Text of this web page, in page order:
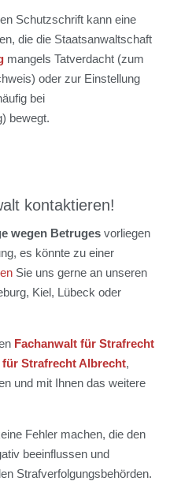
Schutzschrift kann eine
die die Staatsanwaltschaft
mangels Tatverdacht (zum
oder zur Einstellung
bei
bewegt.
kontaktieren!
wegen Betruges vorliegen
es könnte zu einer
Sie uns gerne an unseren
Kiel, Lübeck oder
Fachanwalt für Strafrecht
für Strafrecht Albrecht,
und mit Ihnen das weitere
Fehler machen, die den
beeinflussen und
Strafverfolgungsbehörden.